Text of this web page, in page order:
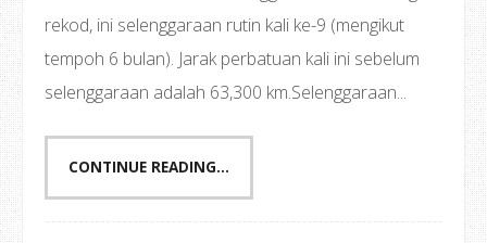
rekod, ini selenggaraan rutin kali ke-9 (mengikut
tempoh 6 bulan). Jarak perbatuan kali ini sebelum
selenggaraan adalah 63,300 km.Selenggaraan...
CONTINUE READING...